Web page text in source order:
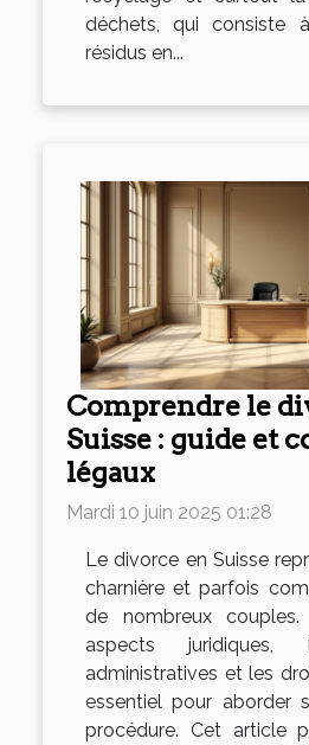
déchets, qui consiste
résidus en...
Comprendre le
Suisse : guide et
légaux
Mardi 10 juin 2025 01:28
Le divorce en Suisse
charnière et parfois
de nombreux couples.
aspects juridiques,
administratives et les
essentiel pour aborder
procédure. Cet article